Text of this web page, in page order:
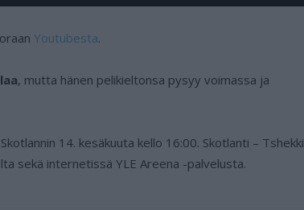
Youtubesta.
, mutta hänen pelikieltonsa pysyy voimassa ja
14. kesäkuuta kello 16:00. Skotlanti – Tshekki
sekä internetissä YLE Areena -palvelusta.